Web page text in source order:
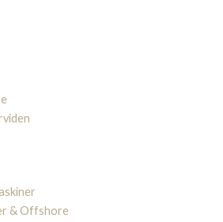
& Offshore